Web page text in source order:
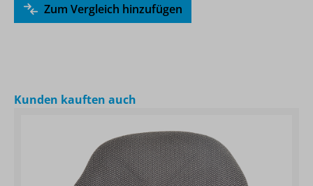
Zum Vergleich hinzufügen
Produktgalerie überspringen
Kunden kauften auch